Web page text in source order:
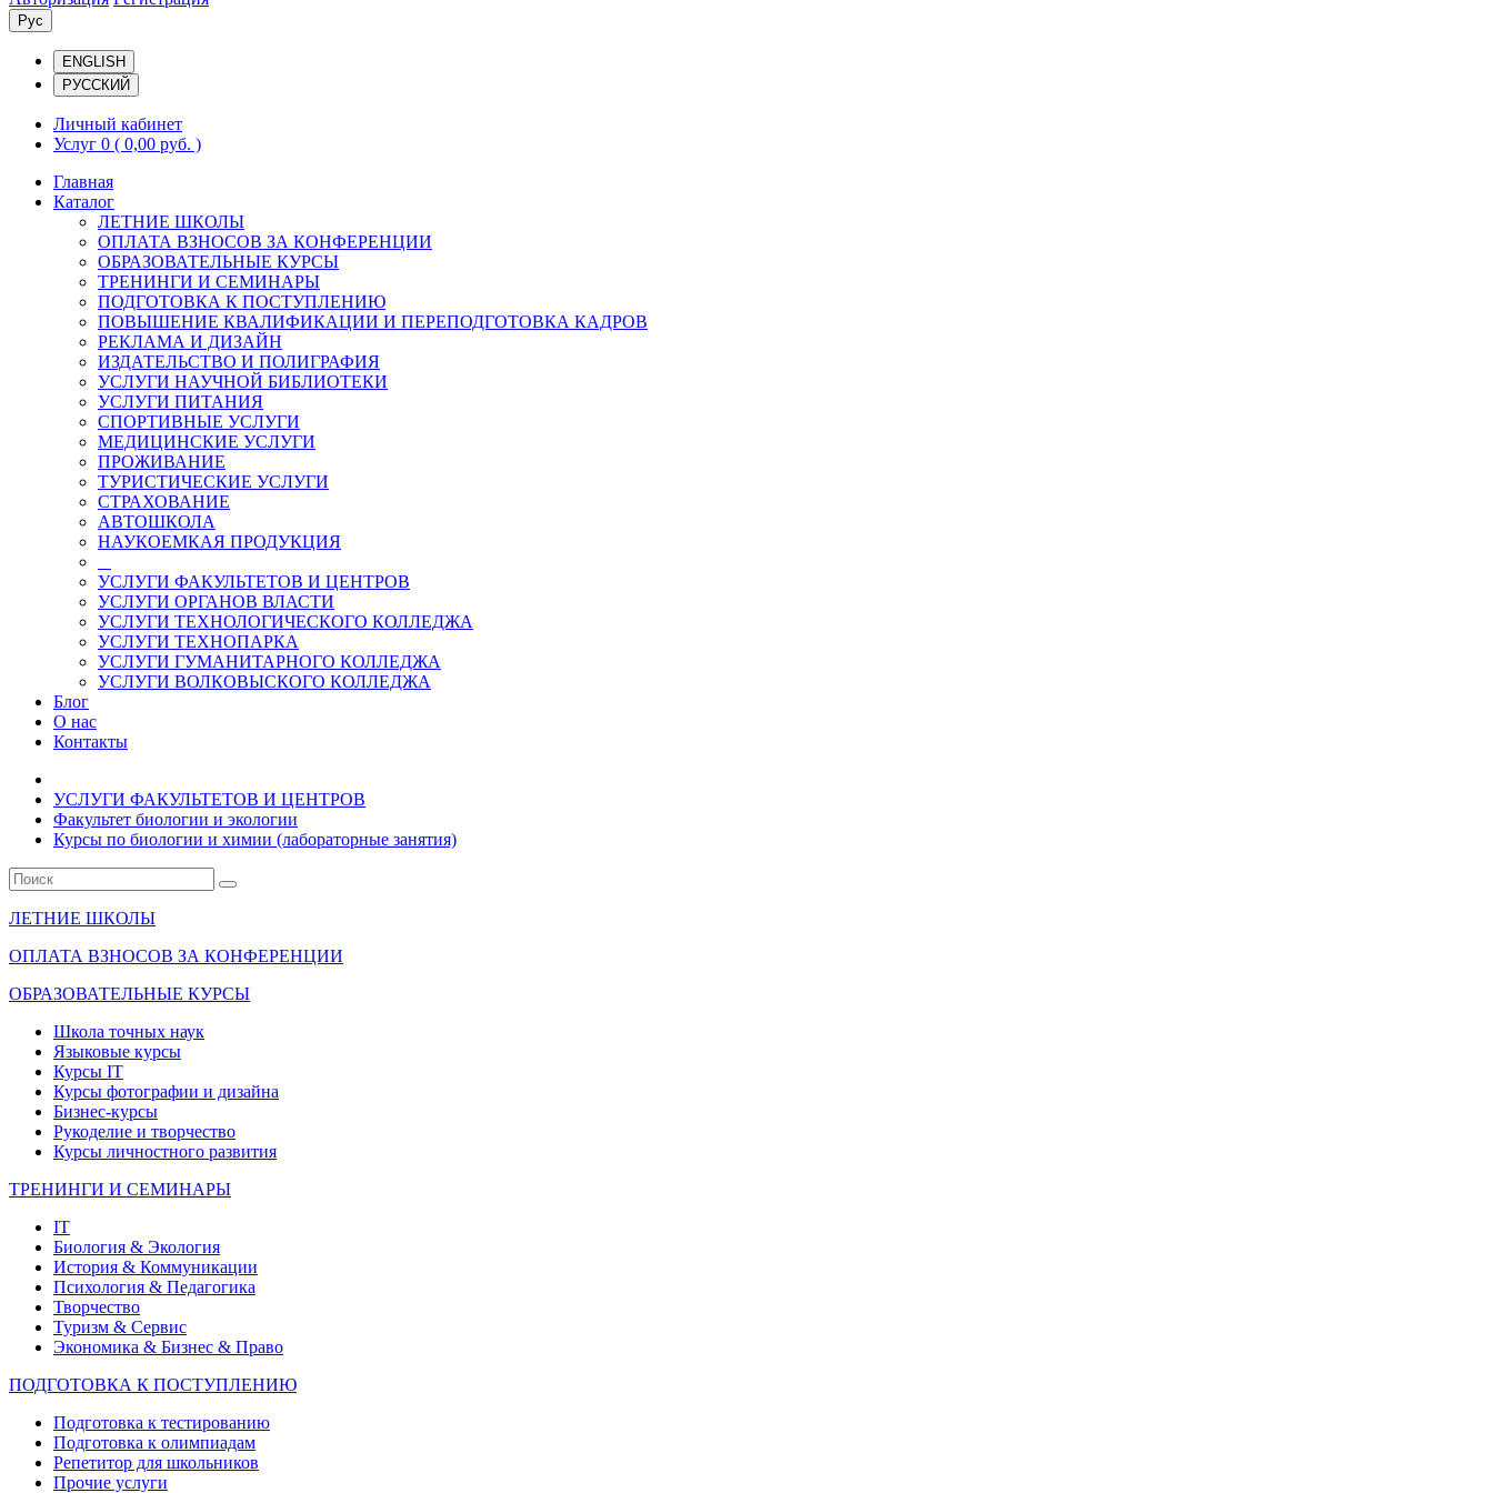
Рус
ENGLISH
РУССКИЙ
Личный кабинет
Услуг 0 ( 0,00 руб. )
Главная
Каталог
ЛЕТНИЕ ШКОЛЫ
ОПЛАТА ВЗНОСОВ ЗА КОНФЕРЕНЦИИ
ОБРАЗОВАТЕЛЬНЫЕ КУРСЫ
ТРЕНИНГИ И СЕМИНАРЫ
ПОДГОТОВКА К ПОСТУПЛЕНИЮ
ПОВЫШЕНИЕ КВАЛИФИКАЦИИ И ПЕРЕПОДГОТОВКА КАДРОВ
РЕКЛАМА И ДИЗАЙН
ИЗДАТЕЛЬСТВО И ПОЛИГРАФИЯ
УСЛУГИ НАУЧНОЙ БИБЛИОТЕКИ
УСЛУГИ ПИТАНИЯ
СПОРТИВНЫЕ УСЛУГИ
МЕДИЦИНСКИЕ УСЛУГИ
ПРОЖИВАНИЕ
ТУРИСТИЧЕСКИЕ УСЛУГИ
СТРАХОВАНИЕ
АВТОШКОЛА
НАУКОЕМКАЯ ПРОДУКЦИЯ
УСЛУГИ ФАКУЛЬТЕТОВ И ЦЕНТРОВ
УСЛУГИ ОРГАНОВ ВЛАСТИ
УСЛУГИ ТЕХНОЛОГИЧЕСКОГО КОЛЛЕДЖА
УСЛУГИ ТЕХНОПАРКА
УСЛУГИ ГУМАНИТАРНОГО КОЛЛЕДЖА
УСЛУГИ ВОЛКОВЫСКОГО КОЛЛЕДЖА
Блог
О нас
Контакты
УСЛУГИ ФАКУЛЬТЕТОВ И ЦЕНТРОВ
Факультет биологии и экологии
Курсы по биологии и химии (лабораторные занятия)
ЛЕТНИЕ ШКОЛЫ
ОПЛАТА ВЗНОСОВ ЗА КОНФЕРЕНЦИИ
ОБРАЗОВАТЕЛЬНЫЕ КУРСЫ
Школа точных наук
Языковые курсы
Курсы IT
Курсы фотографии и дизайна
Бизнес-курсы
Рукоделие и творчество
Курсы личностного развития
ТРЕНИНГИ И СЕМИНАРЫ
IT
Биология & Экология
История & Коммуникации
Психология & Педагогика
Творчество
Туризм & Сервис
Экономика & Бизнес & Право
ПОДГОТОВКА К ПОСТУПЛЕНИЮ
Подготовка к тестированию
Подготовка к олимпиадам
Репетитор для школьников
Прочие услуги